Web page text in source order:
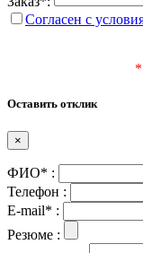
Согласен с
*
Оставить отклик
×
ФИО* :
Телефон :
E-mail* :
Резюме :